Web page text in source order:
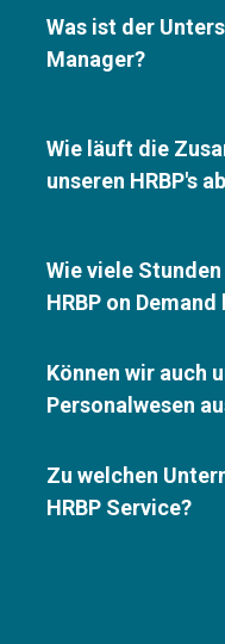
Was ist der
Manager?
Wie läuft die
unseren HRBP's
Wie viele
HRBP on
Können wir auch
Personalwesen
Zu welchen
HRBP Service?